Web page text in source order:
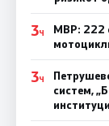
3Ч
МВР: 222
3Ч
систем,